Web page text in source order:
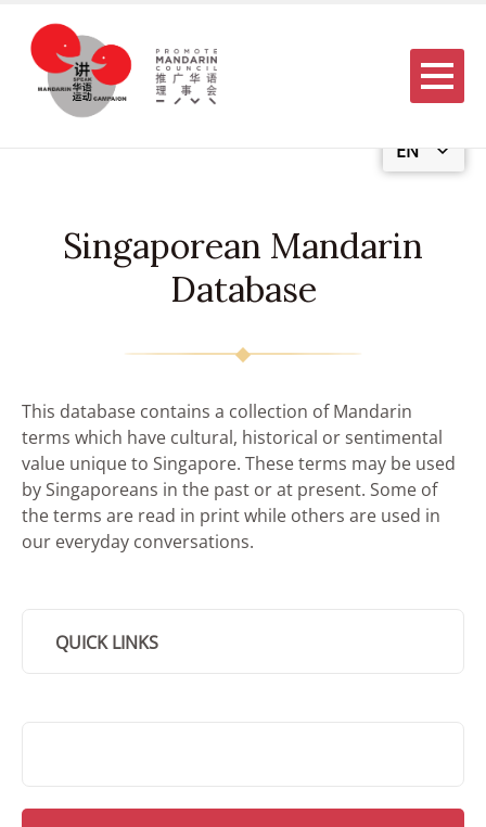
EN
Menu
Singaporean Mandarin
Database
This database contains a collection of Mandarin
terms which have cultural, historical or sentimental
value unique to Singapore. These terms may be used
by Singaporeans in the past or at present. Some of
the terms are read in print while others are used in
our everyday conversations.
QUICK LINKS